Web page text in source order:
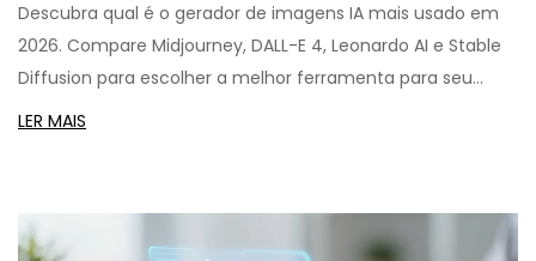
Descubra qual é o gerador de imagens IA mais usado em
2026. Compare Midjourney, DALL-E 4, Leonardo AI e Stable
Diffusion para escolher a melhor ferramenta para seu
projeto.
LER MAIS